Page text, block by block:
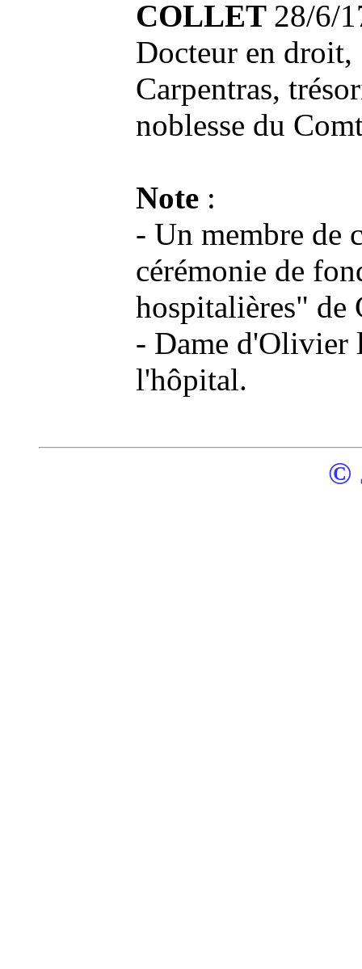
COLLET 28/6/
Docteur en droit,
Carpentras,
noblesse du
Note :
- Un membre de
cérémonie de
hospitalières" de
- Dame d'Olivier
l'hôpital.
©